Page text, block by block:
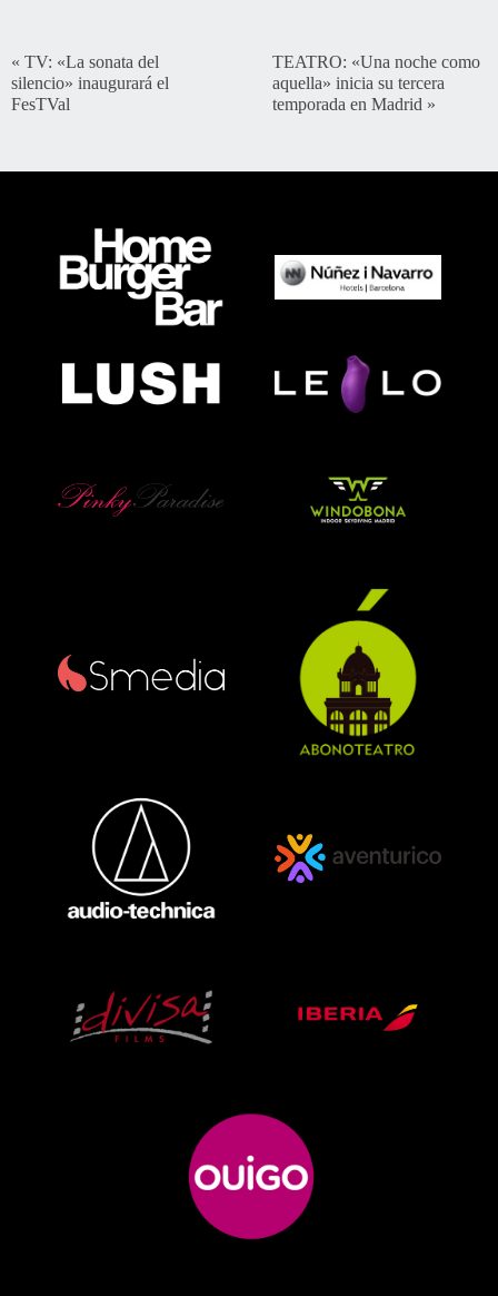
« TV: «La sonata del
silencio» inaugurará el
FesTVal
TEATRO: «Una noche como
aquella» inicia su tercera
temporada en Madrid »